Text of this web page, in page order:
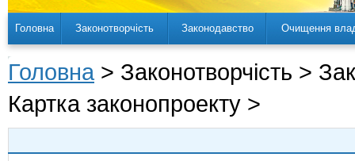
Головна Законотворчість Законодавство Очищення
Головна > Законотворчість >
Картка законопроекту >